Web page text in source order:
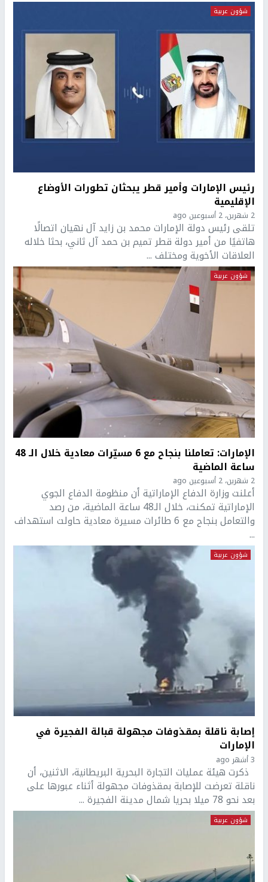
شؤون عربية
رئيس الإمارات وأمير قطر يبحثان تطورات الأوضاع
الإقليمية
2 شهرين، 2 أسبوعين ago
تلقى رئيس دولة الإمارات محمد بن زايد آل نهيان اتصالًا
هاتفيًا من أمير دولة قطر تميم بن حمد آل ثاني، بحثا خلاله
العلاقات الأخوية ومختلف ...
شؤون عربية
الإمارات: تعاملنا بنجاح مع 6 مسيّرات معادية خلال الـ 48
ساعة الماضية
2 شهرين، 2 أسبوعين ago
أعلنت وزارة الدفاع الإماراتية أن منظومة الدفاع الجوي
الإماراتية تمكنت، خلال الـ48 ساعة الماضية، من رصد
والتعامل بنجاح مع 6 طائرات مسيرة معادية حاولت استهداف
...
شؤون عربية
إصابة ناقلة بمقذوفات مجهولة قبالة الفجيرة في
الإمارات
3 أشهر ago
ذكرت هيئة عمليات التجارة البحرية البريطانية، الاثنين، أن
ناقلة تعرضت للإصابة بمقذوفات مجهولة أثناء عبورها على
بعد نحو 78 ميلا بحريا شمال مدينة الفجيرة ...
شؤون عربية